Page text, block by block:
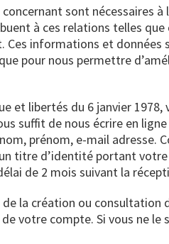
sont nécessaires
à ces relations telles
informations et
pour nous permettre
et libertés du 6 janvier 1978,
suffit de nous écrire en
prénom, e-mail
titre d’identité portant
de 2 mois suivant la
la création ou
votre compte. Si vous ne